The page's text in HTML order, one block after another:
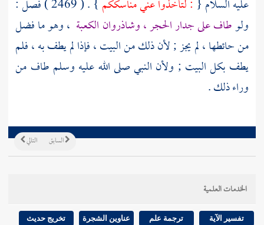
عليه السلام { : لتأخذوا عني مناسككم
} . ( 2469 ) فصل :
ولوطاف على جدار الحجر ، وشاذروان الكعبة ، وهو ما فضل
من حائطها ، لم يجز ; لأن ذلك من البيت ، فإذا لم يطف به ، فلم
يطف بكل البيت ; ولأن النبي صلى الله عليه وسلم طاف من
وراء ذلك .
التالي السابق
الخدمات العلمية
تفسير الآية ترجمة علم عناوين الشجرة تخريج حديث